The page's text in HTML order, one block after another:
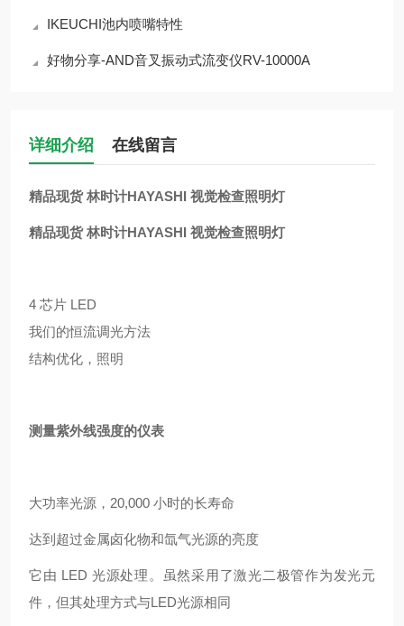
IKEUCHI池内喷嘴特性
好物分享-AND音叉振动式流变仪RV-10000A
详细介绍 在线留言
精品现货 林时计HAYASHI 视觉检查照明灯
精品现货 林时计HAYASHI 视觉检查照明灯
4 芯片 LED
我们的恒流调光方法
结构优化，照明
测量紫外线强度的仪表
大功率光源，20,000 小时的长寿命
达到超过金属卤化物和氙气光源的亮度
它由 LED 光源处理。虽然采用了激光二极管作为发光元
件，但其处理方式与LED光源相同